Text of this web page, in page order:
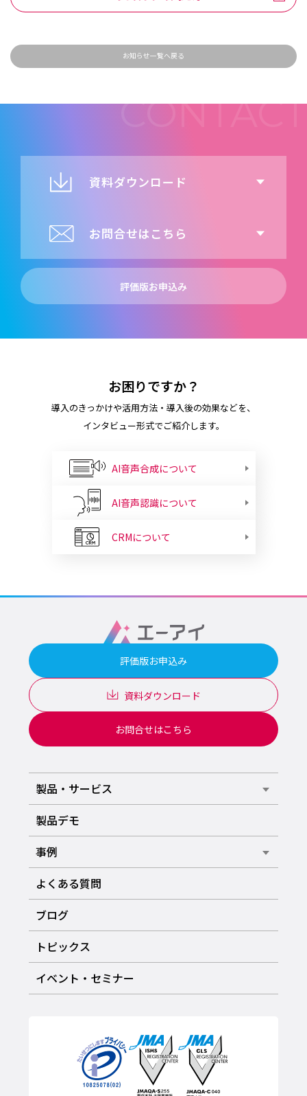
お知らせ一覧へ戻る
資料ダウンロード
お問合せはこちら
評価版お申込み
お困りですか？
導入のきっかけや活用方法・導入後の効果などを、
インタビュー形式でご紹介します。
AI音声合成について
AI音声認識について
CRMについて
評価版お申込み
資料ダウンロード
お問合せはこちら
製品・サービス
製品デモ
事例
よくある質問
ブログ
トピックス
イベント・セミナー